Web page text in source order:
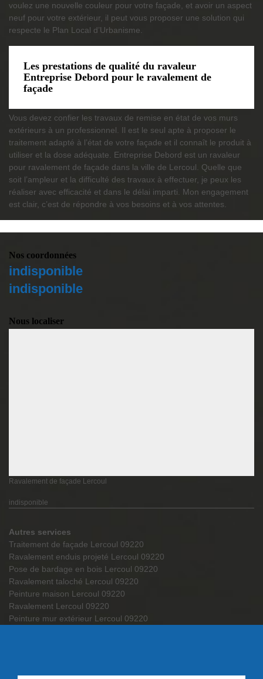
voulez une nouvelle couleur pour votre façade, et avoir un aspect
neuf pour votre extérieur, il peut vous proposer une solution qui
respecte le Plan Local d’Urbanisme.
Les prestations de qualité du ravaleur
Entreprise Debord pour le ravalement de
façade
Vous devez confier les travaux de remise en état de vos murs
extérieurs à un professionnel. Il est le seul apte à proposer le
traitement adapté à l’état de votre façade et il connaît le produit à
utiliser et la dose adéquate. Entreprise Debord est un ravaleur
pour ravalement de façade dans la ville de Lercoul. Quelle que
soit l’ampleur et la difficulté des travaux à effectuer, je peux les
réaliser avec efficacité et dans le délai imparti. Mon engagement
est clair, c’est de répondre à vos besoins et à vos attentes.
Nos coordonnées
indisponible
indisponible
Nous localiser
Ravalement de façade Lercoul
indisponible
Autres services
Traitement de façade Lercoul 09220
Ravalement enduis projeté Lercoul 09220
Pose de bardage en bois Lercoul 09220
Ravalement taloché Lercoul 09220
Peinture maison Lercoul 09220
Ravalement Lercoul 09220
Peinture mur extérieur Lercoul 09220